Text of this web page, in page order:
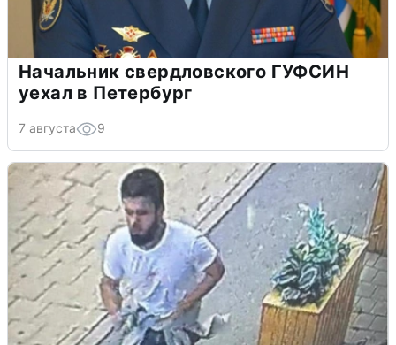
Начальник свердловского ГУФСИН
уехал в Петербург
7 августа 9